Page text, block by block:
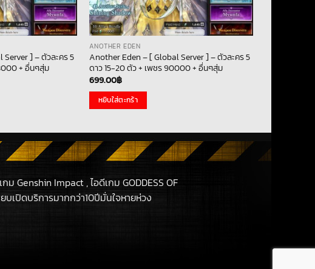
] – ตัวละคร 5
+ อื่นๆสุ่ม
ANOTHER EDEN
Another Eden – [ Global Server ] – ตัวละคร 5
ดาว 15-20 ตัว + เพชร 90000 + อื่นๆสุ่ม
699.00฿
หยิบใส่ตะกร้า
ม Genshin Impact , ไอดีเกม GODDESS OF
ยบเปิดบริการมากกว่า10ปีมั่นใจหายห่วง